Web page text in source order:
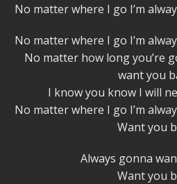
No matter where I go I’m
No matter where I go I’m
No matter how long you’re
want you
I know you know I will
No matter where I go I’m
Want you
Always gonna
Want you